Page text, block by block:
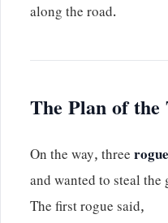
along the road.
The Plan of the
On the way, three
and wanted to steal the
The first rogue said,